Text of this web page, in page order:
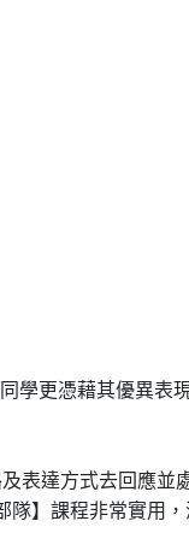
學更憑藉其優異表
表達方式去回應並
】課程非常實用，